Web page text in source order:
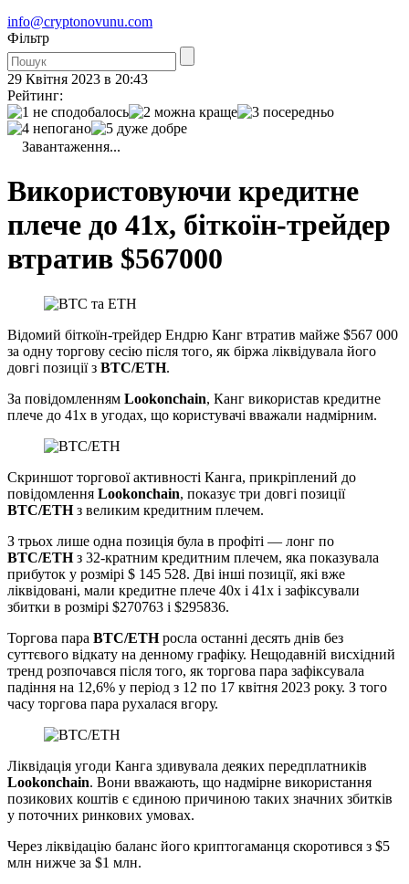
info@cryptonovunu.com
Фiльтр
29 Квітня 2023 в 20:43
Рейтинг:
Завантаження...
Використовуючи кредитне
плече до 41х, біткоїн-трейдер
втратив $567000
Відомий біткоїн-трейдер Ендрю Канг втратив майже $567 000
за одну торгову сесію після того, як біржа ліквідувала його
довгі позиції з BTC/ETH.
За повідомленням Lookonchain, Канг використав кредитне
плече до 41x в угодах, що користувачі вважали надмірним.
Скриншот торгової активності Канга, прикріплений до
повідомлення Lookonchain, показує три довгі позиції
BTC/ETHз великим кредитним плечем.
З трьох лише одна позиція була в профіті — лонг по
BTC/ETHз 32-кратним кредитним плечем, яка показувала
прибуток у розмірі $ 145 528. Дві інші позиції, які вже
ліквідовані, мали кредитне плече 40x і 41x і зафіксували
збитки в розмірі $270763 і $295836.
Торгова пара BTC/ETHросла останні десять днів без
суттєвого відкату на денному графіку. Нещодавній висхідний
тренд розпочався після того, як торгова пара зафіксувала
падіння на 12,6% у період з 12 по 17 квітня 2023 року. З того
часу торгова пара рухалася вгору.
Ліквідація угоди Канга здивувала деяких передплатників
Lookonchain. Вони вважають, що надмірне використання
позикових коштів є єдиною причиною таких значних збитків
у поточних ринкових умовах.
Через ліквідацію баланс його криптогаманця скоротився з $5
млн нижче за $1 млн.